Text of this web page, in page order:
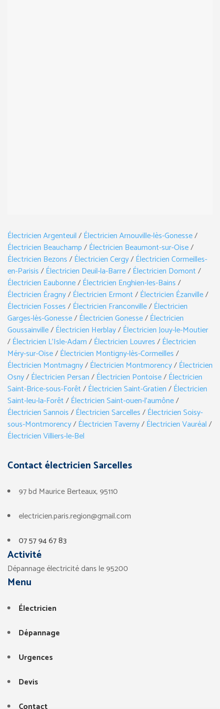
Électricien Argenteuil/Électricien Arnouville-lès-Gonesse/
Électricien Beauchamp/Électricien Beaumont-sur-Oise/
Électricien Bezons/Électricien Cergy/Électricien Cormeilles-
en-Parisis/Électricien Deuil-la-Barre/Électricien Domont/
Électricien Eaubonne/Électricien Enghien-les-Bains/
Électricien Éragny/Électricien Ermont/Électricien Ézanville/
Électricien Fosses/Électricien Franconville/Électricien
Garges-lès-Gonesse/Électricien Gonesse/Électricien
Goussainville/Électricien Herblay/Électricien Jouy-le-Moutier
/Électricien L’Isle-Adam/Électricien Louvres/Électricien
Méry-sur-Oise/Électricien Montigny-lès-Cormeilles/
Électricien Montmagny/Électricien Montmorency/Électricien
Osny/Électricien Persan/Électricien Pontoise/Électricien
Saint-Brice-sous-Forêt/Électricien Saint-Gratien/Électricien
Saint-leu-la-Forêt/Électricien Saint-ouen-l’aumône/
Électricien Sannois/Électricien Sarcelles/Électricien Soisy-
sous-Montmorency/Électricien Taverny/Électricien Vauréal/
Électricien Villiers-le-Bel
Contact électricien Sarcelles
97 bd Maurice Berteaux, 95110
electricien.paris.region@gmail.com
07 57 94 67 83
Activité
Dépannage électricité dans le 95200
Menu
Électricien
Dépannage
Urgences
Devis